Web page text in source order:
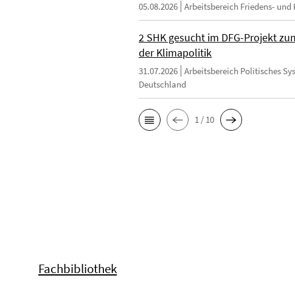
05.08.2026 Arbeitsbereich Friedens-
2 SHK gesucht im DFG-Projekt
der Klimapolitik
31.07.2026 Arbeitsbereich Politisches
Deutschland
1 / 10
Fachbibliothek